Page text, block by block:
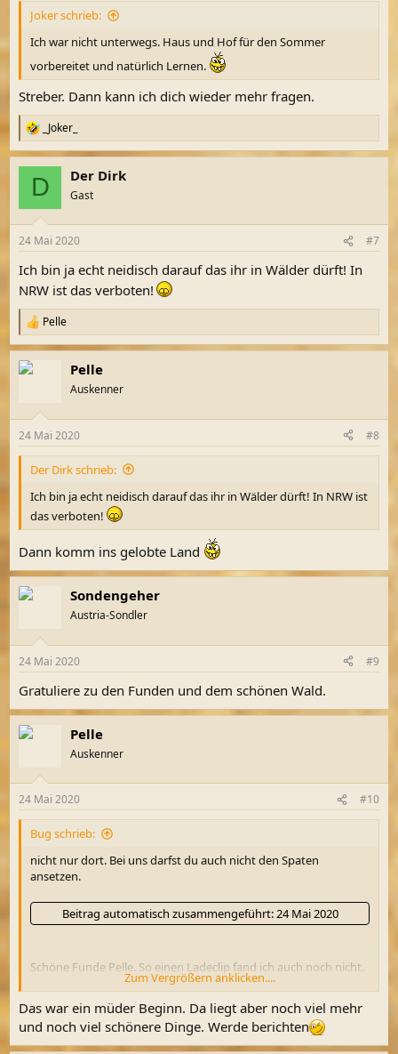
Joker schrieb:
Ich war nicht unterwegs. Haus und Hof für den Sommer
vorbereitet und natürlich Lernen.
Streber. Dann kann ich dich wieder mehr fragen.
R
e
a
e
:
_Joker_
D Der Dirk
Gast
24 Mai 2020 #7
Ich bin ja echt neidisch darauf das ihr in Wälder dürft! In
NRW ist das verboten!
R
e
a
k
e
n
Pelle
Pelle
Auskenner
24 Mai 2020 #8
Der Dirk schrieb:
Ich bin ja echt neidisch darauf das ihr in Wälder dürft! In NRW ist
das verboten!
Dann komm ins gelobte Land
Sondengeher
Austria-Sondler
24 Mai 2020 #9
Gratuliere zu den Funden und dem schönen Wald.
Pelle
Auskenner
24 Mai 2020 #10
Bug schrieb:
nicht nur dort. Bei uns darfst du auch nicht den Spaten
ansetzen.
Beitrag automatisch zusammengeführt:24 Mai 2020
Schöne Funde Pelle. So einen Ladeclip fand ich auch noch nicht.
Die Münze ist auch schön. Wenn auf der Münze statt Renten
wertvoller.
Zum Vergrößern anklicken....
Das war ein müder Beginn. Da liegt aber noch viel mehr
und noch viel schönere Dinge. Werde berichten